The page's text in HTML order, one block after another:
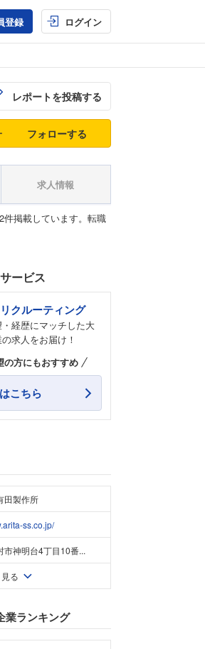
登録 ログイン
レポートを投稿する
フォローする
求人情報
掲載しています。転職
ービス
クルーティング
経歴にマッチした大
求人をお届け！
の方にもおすすめ
こちら
田製作所
ss.co.jp/
市神明台4丁目10番...
る
業ランキング